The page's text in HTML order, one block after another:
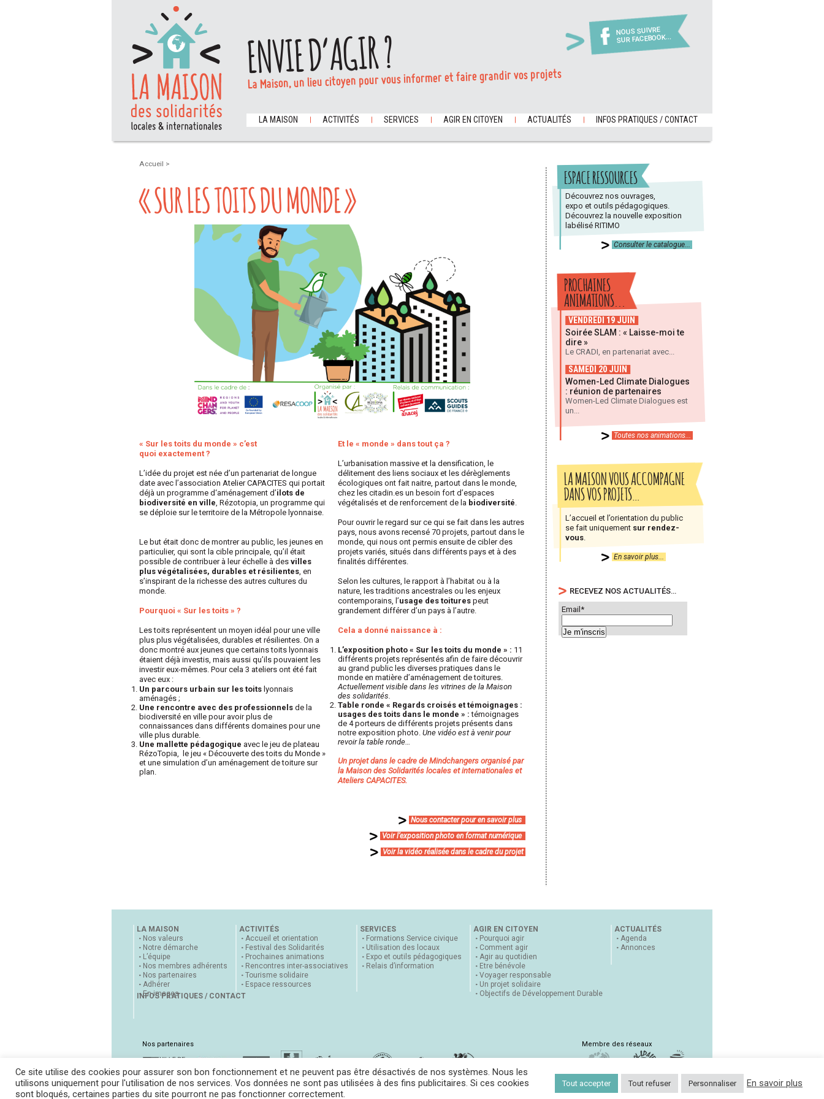
NOUS SUIVRE
SUR FACEBOOK...
ENVIE D’AGIR ?
La Maison, un lieu citoyen pour vous informer et faire grandir vos projets
LA MAISON ACTIVITÉS SERVICES AGIR EN CITOYEN ACTUALITÉS INFOS PRATIQUES / CONTACT
Accueil >
« SUR LES TOITS DU MONDE »
« Sur les toits du monde » c’est
quoi exactement ?
L’idée du projet est née d’un partenariat de longue
date avec l’association Atelier CAPACITES qui portait
déjà un programme d‘aménagement d’ilots de
biodiversité en ville, Rézotopia, un programme qui
se déploie sur le territoire de la Métropole lyonnaise.
Le but était donc de montrer au public, les jeunes en
particulier, qui sont la cible principale, qu’il était
possible de contribuer à leur échelle à des villes
plus végétalisées, durables et résilientes, en
s’inspirant de la richesse des autres cultures du
monde.
Pourquoi « Sur les toits » ?
Les toits représentent un moyen idéal pour une ville
plus plus végétalisées, durables et résilientes. On a
donc montré aux jeunes que certains toits lyonnais
étaient déjà investis, mais aussi qu’ils pouvaient les
investir eux-mêmes. Pour cela 3 ateliers ont été fait
avec eux :
Un parcours urbain sur les toits lyonnais
aménagés ;
Une rencontre avec des professionnels de la
biodiversité en ville pour avoir plus de
connaissances dans différents domaines pour une
ville plus durable.
Une mallette pédagogique avec le jeu de plateau
RézoTopia, le jeu « Découverte des toits du Monde »
et une simulation d’un aménagement de toiture sur
plan.
Et le « monde » dans tout ça ?
L’urbanisation massive et la densification, le
délitement des liens sociaux et les dérèglements
écologiques ont fait naitre, partout dans le monde,
chez les citadin.es un besoin fort d’espaces
végétalisés et de renforcement de la biodiversité.
Pour ouvrir le regard sur ce qui se fait dans les autres
pays, nous avons recensé 70 projets, partout dans le
monde, qui nous ont permis ensuite de cibler des
projets variés, situés dans différents pays et à des
finalités différentes.
Selon les cultures, le rapport à l’habitat ou à la
nature, les traditions ancestrales ou les enjeux
contemporains, l’usage des toitures peut
grandement différer d’un pays à l’autre.
Cela a donné naissance à :
L’exposition photo « Sur les toits du monde » : 11
différents projets représentés afin de faire découvrir
au grand public les diverses pratiques dans le
monde en matière d’aménagement de toitures.
Actuellement visible dans les vitrines de la Maison
des solidarités.
Table ronde « Regards croisés et témoignages :
usages des toits dans le monde » :témoignages
de 4 porteurs de différents projets présents dans
notre exposition photo.Une vidéo est à venir pour
revoir la table ronde…
Un projet dans le cadre de Mindchangers organisé par
la Maison des Solidarités locales et internationales et
Ateliers CAPACITES.
Nous contacter pour en savoir plus
Voir l’exposition photo en format numérique
Voir la vidéo réalisée dans le cadre du projet
ESPACE RESSOURCES
Découvrez nos ouvrages,
expo et outils pédagogiques.
Découvrez la nouvelle exposition
labélisé RITIMO
Consulter le catalogue...
PROCHAINES
ANIMATIONS...
VENDREDI 19 JUIN
Soirée SLAM : « Laisse-moi te
dire »
Le CRADI, en partenariat avec...
SAMEDI 20 JUIN
Women-Led Climate Dialogues
: réunion de partenaires
Women-Led Climate Dialogues est
un...
Toutes nos animations...
LA MAISON VOUS ACCOMPAGNE
DANS VOS PROJETS…
L’accueil et l’orientation du public
se fait uniquement sur rendez-
vous
En savoir plus...
RECEVEZ NOS ACTUALITÉS…
Email*
LA MAISON
Nos valeurs
Notre démarche
L’équipe
Nos membres adhérents
Nos partenaires
Adhérer
En images
ACTIVITÉS
Accueil et orientation
Festival des Solidarités
Prochaines animations
Rencontres inter-associatives
Tourisme solidaire
Espace ressources
SERVICES
Formations Service civique
Utilisation des locaux
Expo et outils pédagogiques
Relais d’information
AGIR EN CITOYEN
Pourquoi agir
Comment agir
Agir au quotidien
Etre bénévole
Voyager responsable
Un projet solidaire
Objectifs de Développement Durable
ACTUALITÉS
Agenda
Annonces
INFOS PRATIQUES / CONTACT
Nos partenaires Membre des réseaux
Ce site utilise des cookies pour assurer son bon fonctionnement et ne peuvent pas être désactivés de nos systèmes. Nous les
utilisons uniquement pour l'utilisation de nos services. Vos données ne sont pas utilisées à des fins publicitaires. Si ces cookies
sont bloqués, certaines parties du site pourront ne pas fonctionner correctement.
Tout accepter Tout refuser Personnaliser En savoir plus